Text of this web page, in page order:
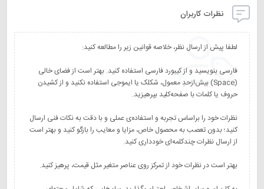
نظرات کاربران
فارسی بنویسید و از کیبورد فارسی استفاده کنید. بهتر است از فضای خالی
(Space) بیش‌از‌حدِ معمول، شکلک یا ایموجی استفاده نکنید و از کشیدن
نظرات خود را براساس تجربه و استفاده‌ی عملی و با دقت به نکات فنی ارسال
کنید؛ بدون تعصب به محصول خاص، مزایا و معایب را بازگو کنید و بهتر است